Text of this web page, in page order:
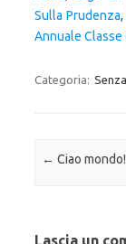
Sulla Prudenza,
Annuale Classe
Categoria:
Navigazione
← Ciao mondo!
Lascia un